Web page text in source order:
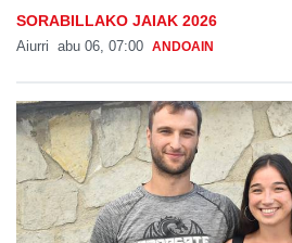
SORABILLAKO JAIAK 2026
Aiurri abu 06, 07:00 ANDOAIN